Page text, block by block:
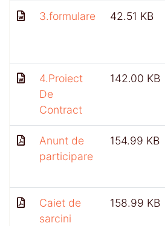
3.formulare 42.51 KB
4.Proiect
De
Contract
142.00 KB
Anunt de
participare
154.99 KB
Caiet de
sarcini
158.99 KB